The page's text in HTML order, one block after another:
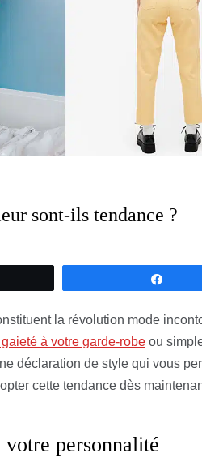
sont-ils tendance ?
la révolution mode
à votre garde-robe ou
déclaration de style qui vous
cette tendance dès
votre personnalité